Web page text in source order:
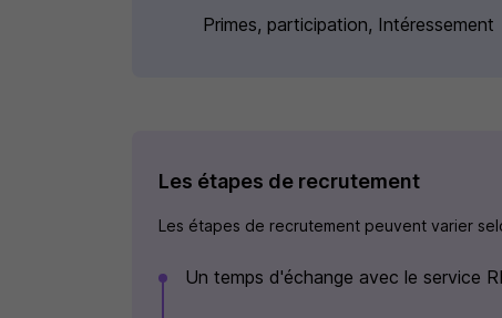
Primes, participation, Intéressement
Les étapes de recrutement
Les étapes de recrutement peuvent varier
Un temps d'échange avec le service